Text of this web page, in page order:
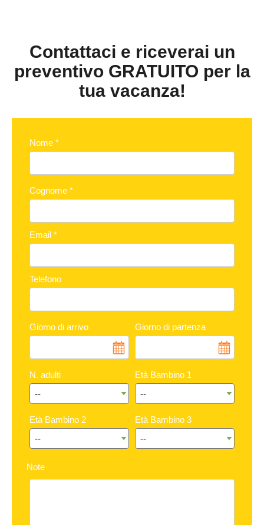
Contattaci e riceverai un
preventivo GRATUITO per la
tua vacanza!
Nome *
Cognome *
Email *
Telefono
Giorno di arrivo Giorno di partenza
N. adulti Età Bambino 1
Età Bambino 2 Età Bambino 3
Note